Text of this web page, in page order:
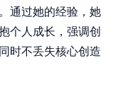
通过她的经验，她
个人成长，强调创
时不丢失核心创造